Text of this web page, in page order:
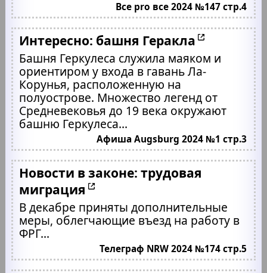
Все pro все 2024 №147 стр.4
Интересно: башня Геракла
Башня Геркулеса служила маяком и
ориентиром у входа в гавань Ла-
Корунья, расположенную на
полуострове. Множество легенд от
Средневековья до 19 века окружают
башню Геркулеса...
Афиша Augsburg 2024 №1 стр.3
Новости в законе: трудовая
миграция
В декабре приняты дополнительные
меры, облегчающие въезд на работу в
ФРГ...
Телеграф NRW 2024 №174 стр.5